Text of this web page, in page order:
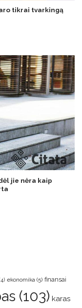
tikrai tvarkingą
jie nėra kaip
ekonomika (5) finansai
(103) karas